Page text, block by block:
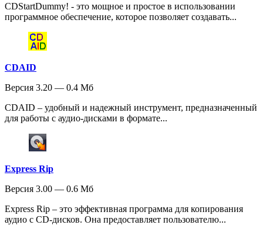
CDStartDummy! - это мощное и простое в использовании
программное обеспечение, которое позволяет создавать...
CDAID
Версия 3.20 — 0.4 Мб
CDAID – удобный и надежный инструмент, предназначенный
для работы с аудио-дисками в формате...
Express Rip
Версия 3.00 — 0.6 Мб
Express Rip – это эффективная программа для копирования
аудио с CD-дисков. Она предоставляет пользователю...